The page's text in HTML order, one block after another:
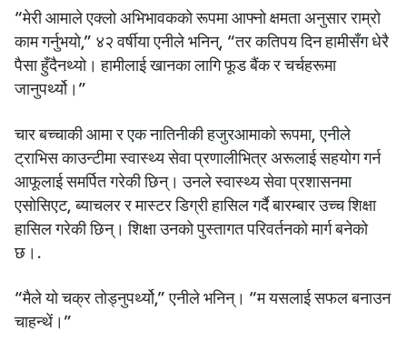
“मेरी आमाले एक्लो अभिभावकको रूपमा आफ्नो क्षमता अनुसार राम्रो
काम गर्नुभयो,” ४२ वर्षीया एनीले भनिन्, “तर कतिपय दिन हामीसँग धेरै
पैसा हुँदैनथ्यो। हामीलाई खानका लागि फूड बैंक र चर्चहरूमा
जानुपर्थ्यो।”
चार बच्चाकी आमा र एक नातिनीकी हजुरआमाको रूपमा, एनीले
ट्राभिस काउन्टीमा स्वास्थ्य सेवा प्रणालीभित्र अरूलाई सहयोग गर्न
आफूलाई समर्पित गरेकी छिन्। उनले स्वास्थ्य सेवा प्रशासनमा
एसोसिएट, ब्याचलर र मास्टर डिग्री हासिल गर्दै बारम्बार उच्च शिक्षा
हासिल गरेकी छिन्। शिक्षा उनको पुस्तागत परिवर्तनको मार्ग बनेको
छ।.
“मैले यो चक्र तोड्नुपर्थ्यो,” एनीले भनिन्। “म यसलाई सफल बनाउन
चाहन्थें।”